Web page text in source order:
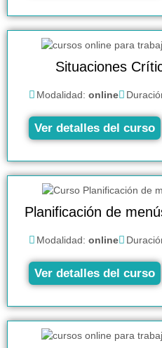
Situaciones
Modalidad: online
Ver detalles del curso
Planificación de
Modalidad: online
Ver detalles del curso